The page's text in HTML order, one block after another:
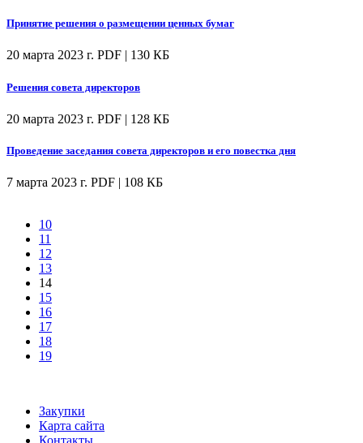
Принятие решения о размещении ценных бумаг
20 марта 2023 г. PDF | 130 КБ
Решения совета директоров
20 марта 2023 г. PDF | 128 КБ
Проведение заседания совета директоров и его повестка дня
7 марта 2023 г. PDF | 108 КБ
10
11
12
13
14
15
16
17
18
19
Закупки
Карта сайта